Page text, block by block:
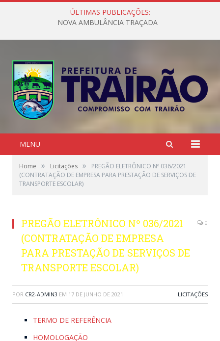
ÚLTIMAS PUBLICAÇÕES:
NOVA AMBULÂNCIA TRAÇADA
MENU
Home » Licitações »
PREGÃO ELETRÔNICO Nº 036/2021
(CONTRATAÇÃO DE EMPRESA PARA PRESTAÇÃO DE SERVIÇOS DE
TRANSPORTE ESCOLAR)
PREGÃO ELETRÔNICO Nº 036/2021
(CONTRATAÇÃO DE EMPRESA
PARA PRESTAÇÃO DE SERVIÇOS DE
TRANSPORTE ESCOLAR)
0
POR CR2-ADMIN3 EM 17 DE JUNHO DE 2021 LICITAÇÕES
TERMO DE REFERÊNCIA
HOMOLOGAÇÃO